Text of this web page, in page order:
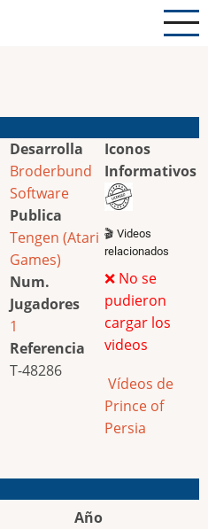
Desarrolla
Broderbund
Software
Publica
Tengen (Atari
Games)
Num.
Jugadores
1
Referencia
T-48286
Iconos
Informativos
🎬 Videos
relacionados
❌ No se
pudieron
cargar los
videos
Vídeos de
Prince of
Persia
Año